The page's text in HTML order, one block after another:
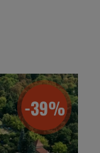
maximum 2
szombat
Ft/2 fő/éj
-39%